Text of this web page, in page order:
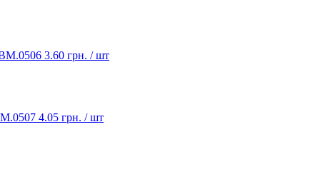
3.60 грн. / шт
4.05 грн. / шт